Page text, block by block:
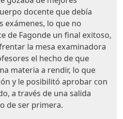
docente que debía
exámenes, lo que no
de Fagonde un final exitoso,
la mesa examinadora
el hecho de que
materia a rendir, lo que
y le posibilitó aprobar con
a través de una salida
de ser primera.